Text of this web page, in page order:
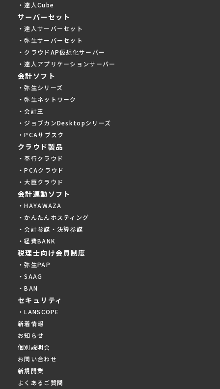
・達人Cube
サーバーセット
・達人サーバーセット
・弥生サーバーセット
・クラウドAP仮想化サーバー
・達人アプリケーションサーバー
会計ソフト
・弥生シリーズ
・弥生ネットワーク
・会計王
・ジョブカンDesktopシリーズ
・PCAサブスク
クラウド製品
・奉行クラウド
・PCAクラウド
・大臣クラウド
会計連動ソフト
・HAYAWAZA
・かんたんホスティング
・会計参謀・決算参謀
・経費BANK
税理士向け会員制度
・弥生PAP
・SAAG
・BAN
セキュリティ
・LANSCOPE
新着情報
お知らせ
個別説明会
お問い合わせ
新規開業
よくあるご質問